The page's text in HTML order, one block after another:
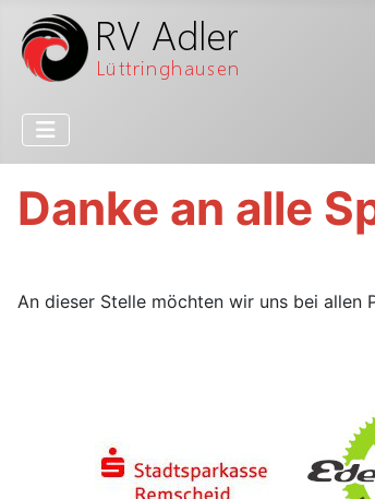
Danke an alle
An dieser Stelle möchten wir uns bei allen